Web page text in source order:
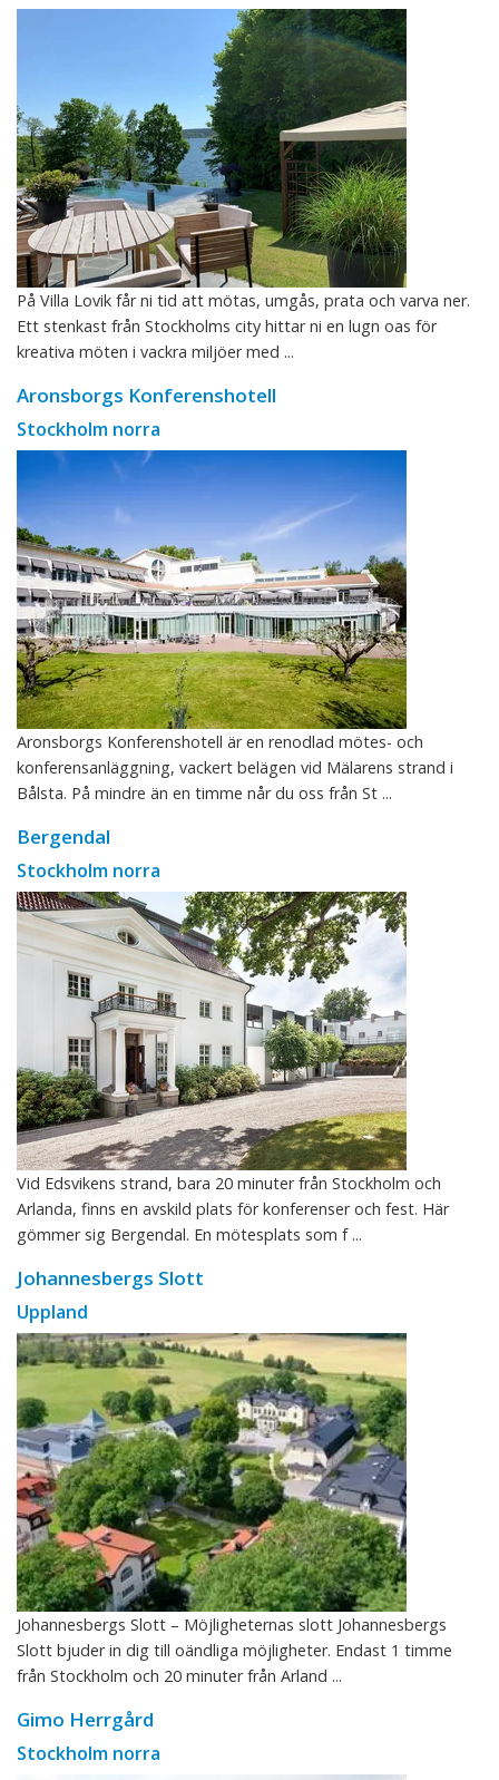
På Villa Lovik får ni tid att mötas, umgås, prata och varva ner.
Ett stenkast från Stockholms city hittar ni en lugn oas för
kreativa möten i vackra miljöer med ...
Aronsborgs Konferenshotell
Stockholm norra
Aronsborgs Konferenshotell är en renodlad mötes- och
konferensanläggning, vackert belägen vid Mälarens strand i
Bålsta. På mindre än en timme når du oss från St ...
Bergendal
Stockholm norra
Vid Edsvikens strand, bara 20 minuter från Stockholm och
Arlanda, finns en avskild plats för konferenser och fest. Här
gömmer sig Bergendal. En mötesplats som f ...
Johannesbergs Slott
Uppland
Johannesbergs Slott – Möjligheternas slott Johannesbergs
Slott bjuder in dig till oändliga möjligheter. Endast 1 timme
från Stockholm och 20 minuter från Arland ...
Gimo Herrgård
Stockholm norra